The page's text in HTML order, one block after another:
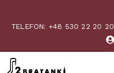
TELEFON: +48 530 22 20 20